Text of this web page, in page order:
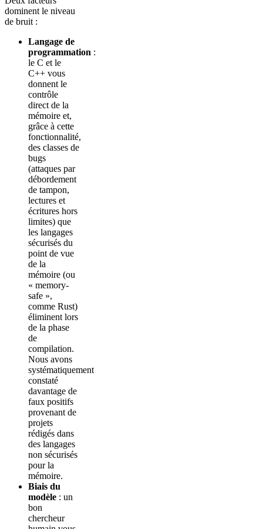
dominent le niveau
de bruit :
Langage de
programmation :
le C et le
C++ vous
donnent le
contrôle
direct de la
mémoire et,
grâce à cette
fonctionnalité,
des classes de
bugs
(attaques par
débordement
de tampon,
lectures et
écritures hors
limites) que
les langages
sécurisés du
point de vue
de la
mémoire (ou
« memory-
safe »,
comme Rust)
éliminent lors
de la phase
de
compilation.
Nous avons
systématiquement
constaté
davantage de
faux positifs
provenant de
projets
rédigés dans
des langages
non sécurisés
pour la
mémoire.
Biais du
modèle : un
bon
chercheur